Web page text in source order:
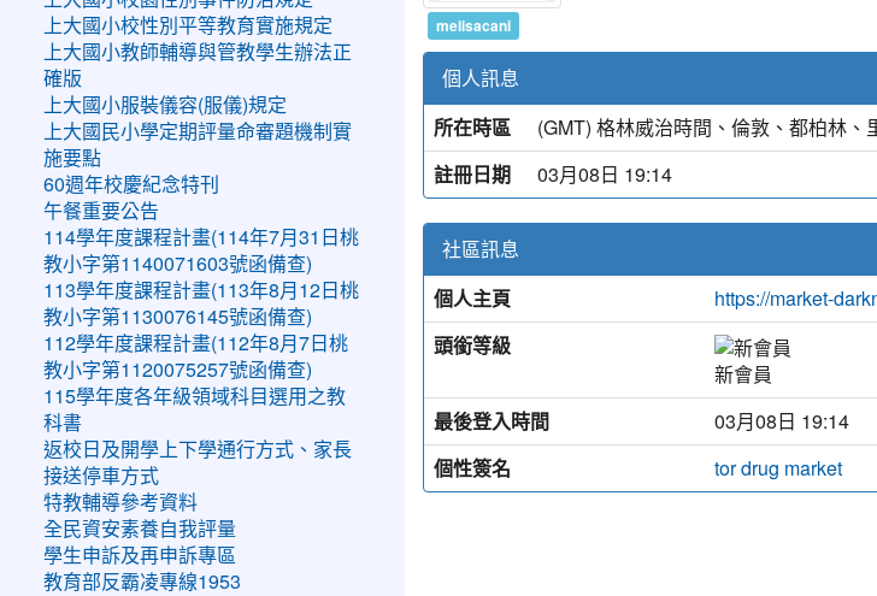
melisacani
個人訊息
所在時區
(GMT) 格林威治時間、倫敦、都柏林
註冊日期
03月08日 19:14
社區訊息
個人主頁
https://market-
頭銜等級
新會員
最後登入時間
03月08日 19:14
個性簽名
tor drug market
上大國小校性別平等教育實施規定
上大國小教師輔導與管教學生辦法正
確版
上大國小服裝儀容(服儀)規定
上大國民小學定期評量命審題機制實
施要點
60週年校慶紀念特刊
午餐重要公告
114學年度課程計畫(114年7月31日桃
教小字第1140071603號函備查)
113學年度課程計畫(113年8月12日桃
教小字第1130076145號函備查)
112學年度課程計畫(112年8月7日桃
教小字第1120075257號函備查)
115學年度各年級領域科目選用之教
科書
返校日及開學上下學通行方式、家長
接送停車方式
特教輔導參考資料
全民資安素養自我評量
學生申訴及再申訴專區
教育部反霸凌專線1953